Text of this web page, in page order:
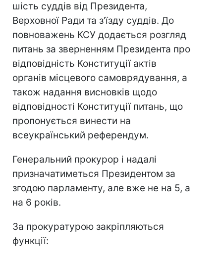
шість суддів від Президента,
Верховної Ради та з'їзду суддів. До
повноважень КСУ додається розгляд
питань за зверненням Президента про
відповідність Конституції актів
органів місцевого самоврядування, а
також надання висновків щодо
відповідності Конституції питань, що
пропонується винести на
всеукраїнський референдум.
Генеральний прокурор і надалі
призначатиметься Президентом за
згодою парламенту, але вже не на 5, а
на 6 років.
За прокуратурою закріпляються
функції: